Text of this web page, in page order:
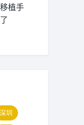
植手
深圳